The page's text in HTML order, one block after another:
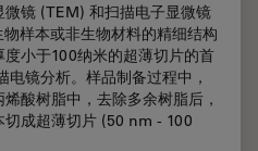
镜 (TEM) 和扫描电子显微镜
样本或非生物材料的精细结构
小于100纳米的超薄切片的首
镜分析。样品制备过程中，
酸树脂中，去除多余树脂后，
切成超薄切片 (50 nm - 100